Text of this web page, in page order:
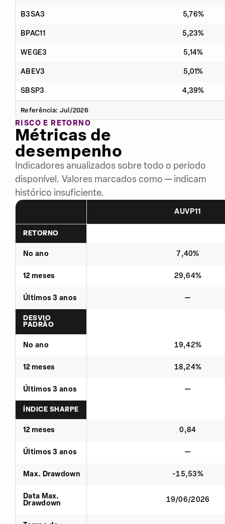
B3SA3 5,76%
BPAC11 5,23%
WEGE3 5,14%
ABEV3 5,01%
SBSP3 4,39%
Referência: Jul/2026
RISCO E RETORNO
Métricas de
desempenho
Indicadores anualizados sobre todo o período
disponível. Valores marcados como — indicam
histórico insuficiente.
AUVP11
RETORNO
No ano 7,40%
12 meses 29,64%
Últimos 3 anos —
DESVIO
PADRÃO
No ano 19,42%
12 meses 18,24%
Últimos 3 anos —
ÍNDICE SHARPE
12 meses 0,84
Últimos 3 anos —
Max. Drawdown -15,53%
Data Max.
Drawdown
19/06/2026